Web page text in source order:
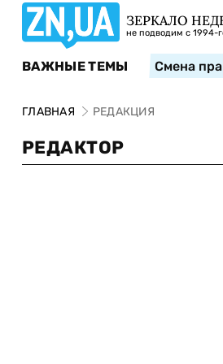
ЗЕРКАЛО
не подводим с 1994-
ВАЖНЫЕ ТЕМЫ Смена
ГЛАВНАЯ РЕДАКЦИЯ
РЕДАКТОР